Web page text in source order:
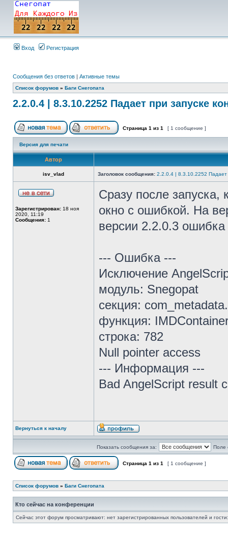
Вход Регистрация
Сообщения без ответов | Активные темы
Список форумов » Баги Снегопата
2.2.0.4 | 8.3.10.2252 Падает при запуске
Страница 1 из 1 [ 1 сообщение ]
Версия для печати
Автор
isv_vlad Заголовок сообщения: 2.2.0.4 | 8.3.10.2252 Падает
Зарегистрирован: 18 ноя
2020, 11:19
Сообщения: 1
Сразу после запуска,
окно с ошибкой. На
версии 2.2.0.3
--- Ошибка ---
Исключение
модуль: Snegopat
секция:
функция:
строка: 782
Null pointer access
--- Информация ---
Bad AngelScript result
Вернуться к началу
Показать сообщения за: Поле
Страница 1 из 1 [ 1 сообщение ]
Список форумов » Баги Снегопата
Кто сейчас на конференции
Сейчас этот форум просматривают: нет зарегистрированных пользователей и